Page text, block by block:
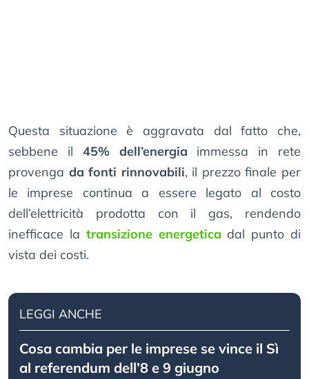
Questa situazione è aggravata dal fatto che,
sebbene il 45% dell’energia immessa in rete
provenga da fonti rinnovabili, il prezzo finale per
le imprese continua a essere legato al costo
dell’elettricità prodotta con il gas, rendendo
inefficace la transizione energetica dal punto di
vista dei costi.
LEGGI ANCHE
Cosa cambia per le imprese se vince il Sì
al referendum dell’8 e 9 giugno